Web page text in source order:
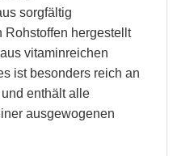
sorgfältig
Rohstoffen hergestellt
vitaminreichen
ist besonders reich an
enthält alle
ausgewogenen